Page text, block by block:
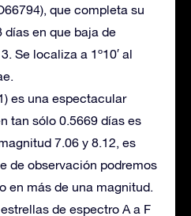
que completa su
días en que baja de
Se localiza a 1º10′ al
es una espectacular
tan sólo 0.5669 días es
7.06 y 8.12, es
de observación podremos
en más de una magnitud.
de espectro A a F